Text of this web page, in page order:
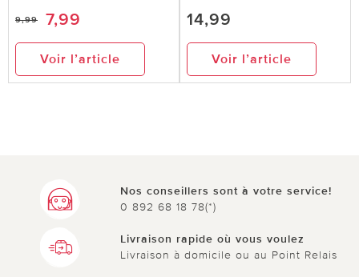
dommage ...!!
9,99 7,99
Voir l’article
14,99
Voir l’article
Nos conseillers sont à votre service!
0 892 68 18 78(*)
Livraison rapide où vous voulez
Livraison à domicile ou au Point Relais